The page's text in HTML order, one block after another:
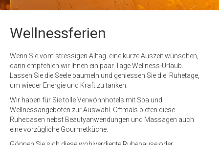
Wellnessferien
Wenn Sie vom stressigen Alltag eine kurze Auszeit wünschen,
dann empfehlen wir Ihnen ein paar Tage Wellness-Urlaub.
Lassen Sie die Seele baumeln und geniessen Sie die Ruhetage,
um wieder Energie und Kraft zu tanken.
Wir haben für Sie tolle Verwöhnhotels mit Spa und
Wellnessangeboten zur Auswahl. Oftmals bieten diese
Ruheoasen nebst Beautyanwendungen und Massagen auch
eine vorzügliche Gourmetküche.